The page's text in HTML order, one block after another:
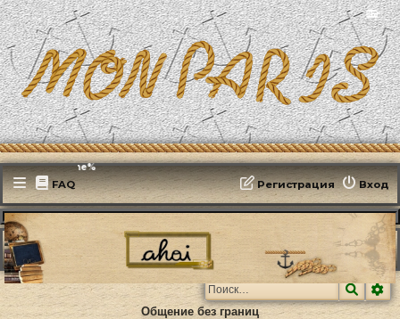
📻
FAQ Вход
Регистрация
Эфирит: ♫ %djname%
MonParis2025 ФОРУМ Часто задаваемые вопросы
Поиск
Общение без границ